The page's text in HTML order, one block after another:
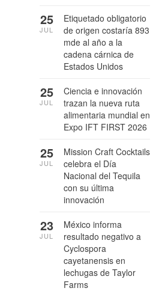
Etiquetado obligatorio
de origen costaría 893
mde al año a la
cadena cárnica de
Estados Unidos
25
JUL
Ciencia e innovación
trazan la nueva ruta
alimentaria mundial en
Expo IFT FIRST 2026
25
JUL
Mission Craft Cocktails
celebra el Día
Nacional del Tequila
con su última
innovación
25
JUL
México informa
resultado negativo a
Cyclospora
cayetanensis en
lechugas de Taylor
Farms
23
JUL